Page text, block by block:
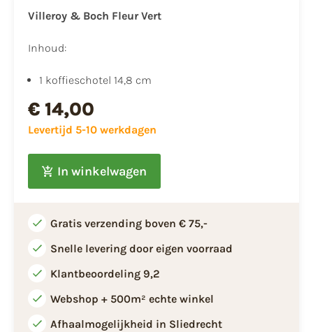
Villeroy & Boch Fleur Vert
Inhoud:
1 koffieschotel 14,8 cm
€ 14,00
Levertijd 5-10 werkdagen
In winkelwagen
Gratis verzending boven € 75,-
Snelle levering door eigen voorraad
Klantbeoordeling 9,2
Webshop + 500m² echte winkel
Afhaalmogelijkheid in Sliedrecht